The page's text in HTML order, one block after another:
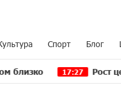
Спорт Блог
17:27 Рост цен на